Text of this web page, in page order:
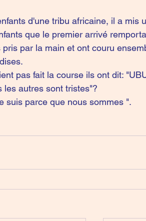
d'une tribu africaine, il a mis
que le premier arrivé
par la main et ont couru
pas fait la course ils ont dit:
les autres sont tristes"?
suis parce que nous sommes ".